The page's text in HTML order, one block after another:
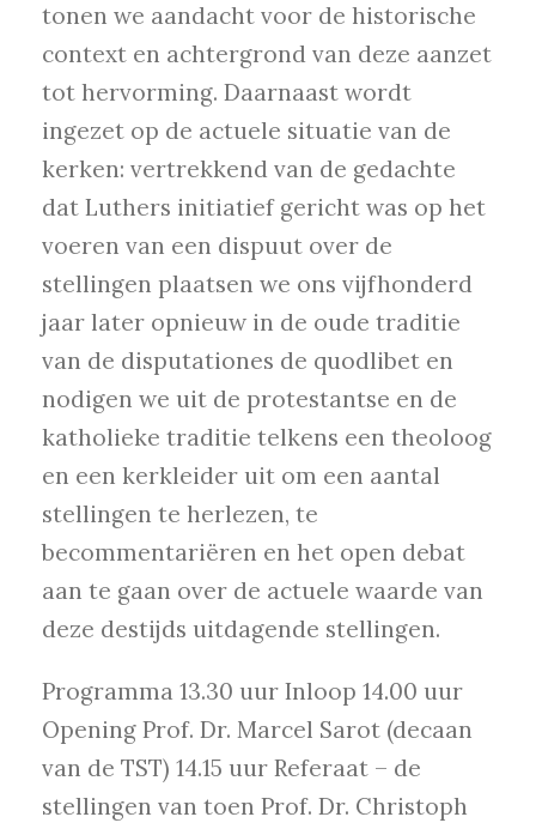
tonen we aandacht voor de historische
context en achtergrond van deze aanzet
tot hervorming. Daarnaast wordt
ingezet op de actuele situatie van de
kerken: vertrekkend van de gedachte
dat Luthers initiatief gericht was op het
voeren van een dispuut over de
stellingen plaatsen we ons vijfhonderd
jaar later opnieuw in de oude traditie
van de disputationes de quodlibet en
nodigen we uit de protestantse en de
katholieke traditie telkens een theoloog
en een kerkleider uit om een aantal
stellingen te herlezen, te
becommentariëren en het open debat
aan te gaan over de actuele waarde van
deze destijds uitdagende stellingen.
Programma 13.30 uur Inloop 14.00 uur
Opening Prof. Dr. Marcel Sarot (decaan
van de TST) 14.15 uur Referaat – de
stellingen van toen Prof. Dr. Christoph